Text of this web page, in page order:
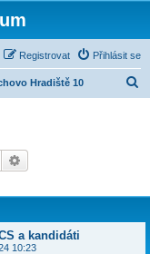
Přihlásit se
Registrovat
Hradiště 10
Hledat
a kandidáti
10:23